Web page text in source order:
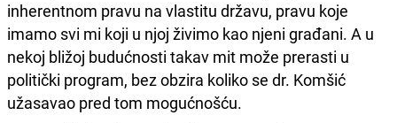
inherentnom pravu na vlastitu državu, pravu koje
imamo svi mi koji u njoj živimo kao njeni građani. A u
nekoj bližoj budućnosti takav mit može prerasti u
politički program, bez obzira koliko se dr. Komšić
užasavao pred tom mogućnošću.